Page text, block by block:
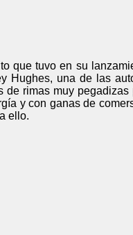
que tuvo en su
Hughes, una de las
rimas muy
y con ganas de
ello.